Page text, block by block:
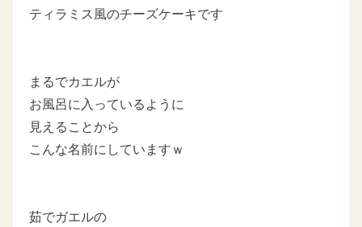
ティラミス風のチーズケーキです
まるでカエルが
お風呂に入っているように
見えることから
こんな名前にしていますｗ
茹でガエルの